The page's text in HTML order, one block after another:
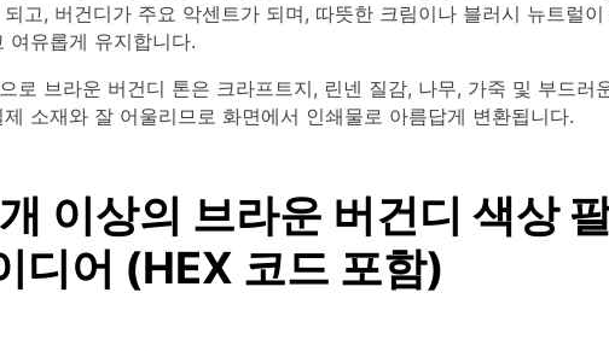
되고, 버건디가 주요 악센트가 되며, 따뜻한 크림이나 블러시 뉴트럴
여유롭게 유지합니다.
로 브라운 버건디 톤은 크라프트지, 린넨 질감, 나무, 가죽 및 부드러
제 소재와 잘 어울리므로 화면에서 인쇄물로 아름답게 변환됩니다.
이상의 브라운 버건디 색상
디어 (HEX 코드 포함)